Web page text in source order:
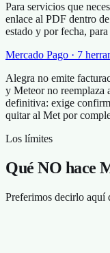
Para servicios que
enlace al PDF dentro
estado y por fecha,
Mercado Pago · 7
Alegra no emite
y Meteor no reemplaza
definitiva: exige
quitar al Met por
Los límites
Qué NO hace
Preferimos decirlo aquí